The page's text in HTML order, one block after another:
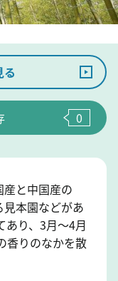
る
0
と中国産の
本園などがあ
あり、3月～4月
香りのなかを散